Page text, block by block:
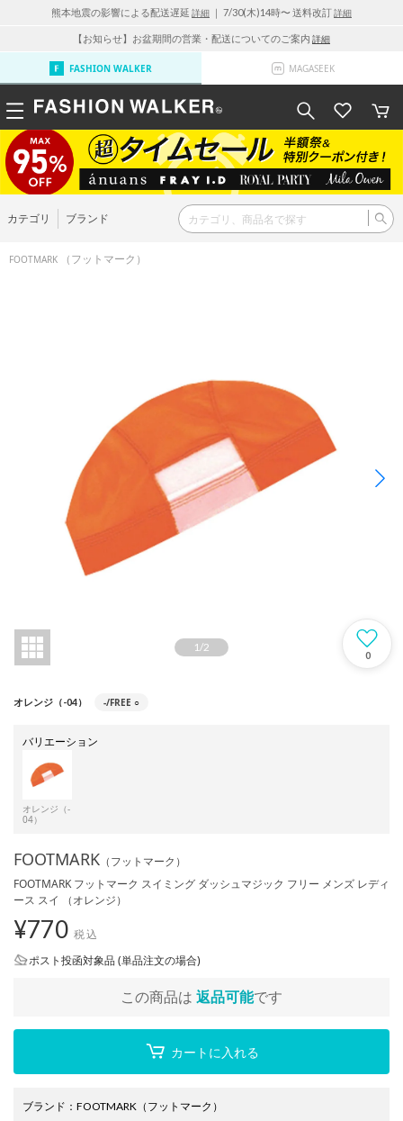
熊本地震の影響による配送遅延 詳細 ｜ 7/30(木)14時〜 送料改訂詳細
【お知らせ】お盆期間の営業・配送についてのご案内 詳細
FASHION WALKER MAGASEEK
カテゴリ ブランド
FOOTMARK （フットマーク）
1 /2
0
オレンジ（-04） -/FREE ○
バリエーション
オレンジ（-
04）
FOOTMARK （フットマーク）
FOOTMARK フットマーク スイミング ダッシュマジック フリー メンズ レディ
ース スイ （オレンジ）
¥770 税込
ポスト投函対象品 (単品注文の場合)
この商品は 返品可能です
カートに入れる
ブランド ： FOOTMARK （フットマーク）